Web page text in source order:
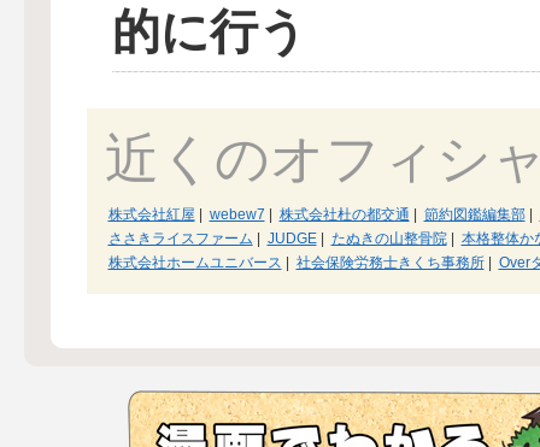
的に行う
近くのオフィシ
株式会社紅屋 webew7 株式会社杜の都交通 節約図鑑編集部|
ささきライスファーム
JUDGE| たぬきの山整骨院|
本格整体か
株式会社ホームユニバース
社会保険労務士きくち事務所| Over